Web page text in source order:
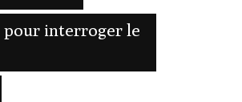
interroger le